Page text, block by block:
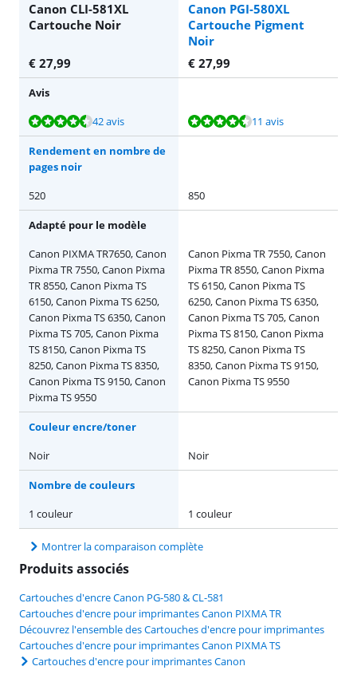
Canon CLI-581XL
Cartouche Noir
Canon PGI-580XL
Cartouche Pigment
Noir
€ 27,99 € 27,99
Avis
La note est de 9,2 sur 10, basée sur 42 avis.
42 avis
La note est de 8,6 sur 10, basée sur 11 avis. 11 avis
Rendement en nombre de
pages noir
520
850
Adapté pour le modèle
Canon PIXMA TR7650, Canon
Pixma TR 7550, Canon Pixma
TR 8550, Canon Pixma TS
6150, Canon Pixma TS 6250,
Canon Pixma TS 6350, Canon
Pixma TS 705, Canon Pixma
TS 8150, Canon Pixma TS
8250, Canon Pixma TS 8350,
Canon Pixma TS 9150, Canon
Pixma TS 9550
Canon Pixma TR 7550, Canon
Pixma TR 8550, Canon Pixma
TS 6150, Canon Pixma TS
6250, Canon Pixma TS 6350,
Canon Pixma TS 705, Canon
Pixma TS 8150, Canon Pixma
TS 8250, Canon Pixma TS
8350, Canon Pixma TS 9150,
Canon Pixma TS 9550
Couleur encre/toner
Noir
Noir
Nombre de couleurs
1 couleur
1 couleur
Montrer la comparaison complète
Produits associés
Cartouches d'encre Canon PG-580 & CL-581
Cartouches d'encre pour imprimantes Canon PIXMA TR
Découvrez l'ensemble des Cartouches d'encre pour imprimantes
Cartouches d'encre pour imprimantes Canon PIXMA TS
Cartouches d'encre pour imprimantes Canon